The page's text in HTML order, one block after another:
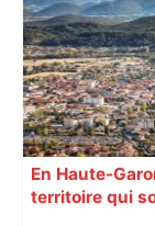
Toulouse
organisée" –
En Haute-
territoire qui